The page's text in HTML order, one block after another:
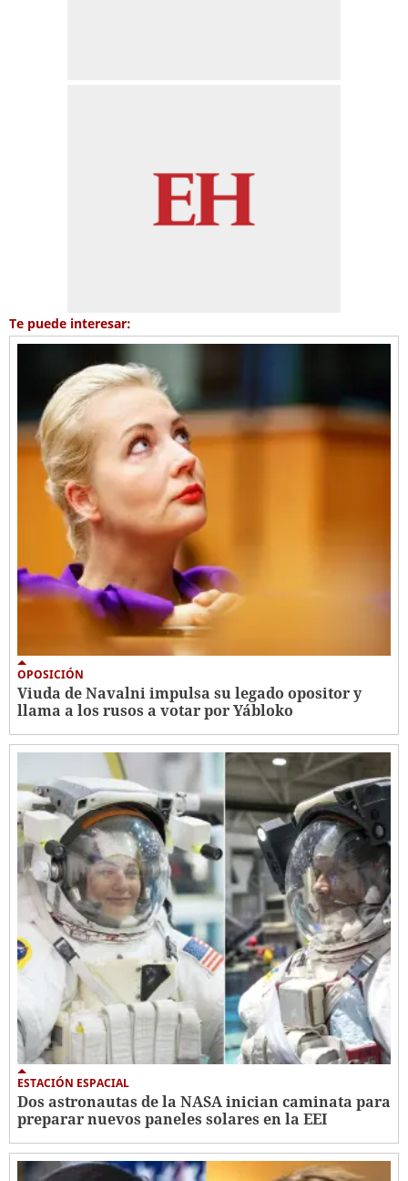
Te puede interesar:
OPOSICIÓN
Viuda de Navalni impulsa su legado opositor y
llama a los rusos a votar por Yábloko
ESTACIÓN ESPACIAL
Dos astronautas de la NASA inician caminata para
preparar nuevos paneles solares en la EEI